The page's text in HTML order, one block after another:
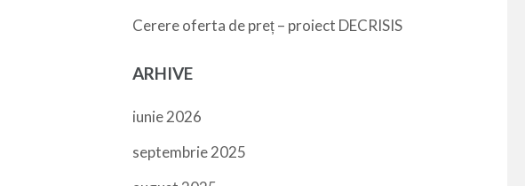
Cerere oferta de preț – proiect DECRISIS
ARHIVE
iunie 2026
septembrie 2025